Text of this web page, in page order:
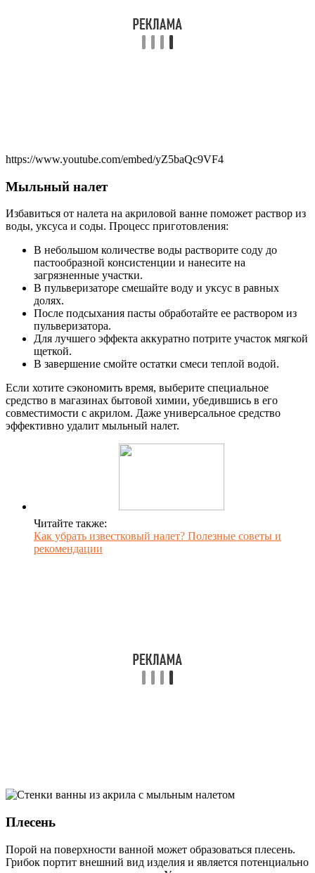
https://www.youtube.com/embed/yZ5baQc9VF4
Мыльный налет
Избавиться от налета на акриловой ванне поможет раствор из
воды, уксуса и соды. Процесс приготовления:
В небольшом количестве воды растворите соду до
пастообразной консистенции и нанесите на
загрязненные участки.
В пульверизаторе смешайте воду и уксус в равных
долях.
После подсыхания пасты обработайте ее раствором из
пульверизатора.
Для лучшего эффекта аккуратно потрите участок мягкой
щеткой.
В завершение смойте остатки смеси теплой водой.
Если хотите сэкономить время, выберите специальное
средство в магазинах бытовой химии, убедившись в его
совместимости с акрилом. Даже универсальное средство
эффективно удалит мыльный налет.
Читайте также:
Как убрать известковый налет? Полезные советы и
рекомендации
Плесень
Порой на поверхности ванной может образоваться плесень.
Грибок портит внешний вид изделия и является потенциально